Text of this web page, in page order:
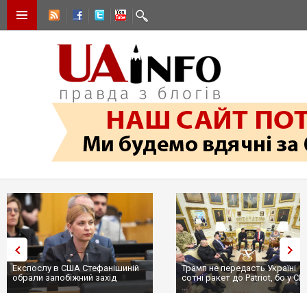
Експослу в США Стефанішиній
обрали запобіжний захід
Трамп не передасть Україні
сотні ракет до Patriot, бо у
...